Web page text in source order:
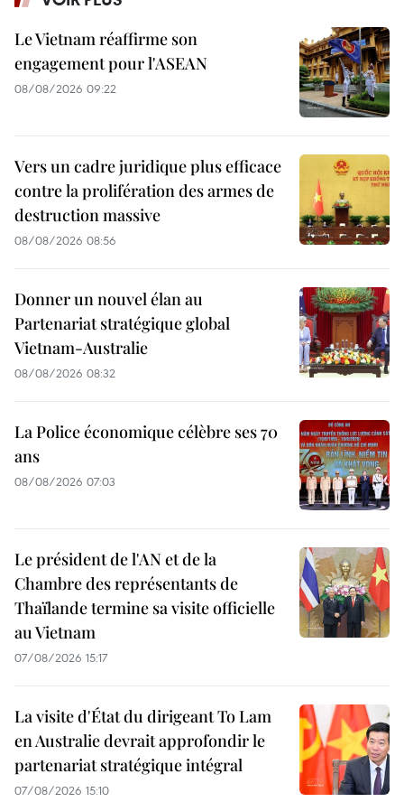
Le Vietnam réaffirme son
engagement pour l'ASEAN
08/08/2026 09:22
Vers un cadre juridique plus efficace
contre la prolifération des armes de
destruction massive
08/08/2026 08:56
Donner un nouvel élan au
Partenariat stratégique global
Vietnam-Australie
08/08/2026 08:32
La Police économique célèbre ses 70
ans
08/08/2026 07:03
Le président de l'AN et de la
Chambre des représentants de
Thaïlande termine sa visite officielle
au Vietnam
07/08/2026 15:17
La visite d'État du dirigeant To Lam
en Australie devrait approfondir le
partenariat stratégique intégral
07/08/2026 15:10